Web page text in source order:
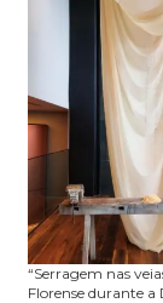
“Serragem nas
Florense durante a